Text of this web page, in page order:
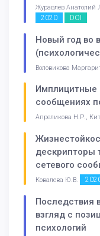
Журавлев Анатолий
2020 DOI
Новый год во
Воловикова
Имплицитные
сообщениях
Апреликова Н.Р.,
дескрипторы
сетевого
Ковалева Ю.В.
Последствия
взгляд с
психологий